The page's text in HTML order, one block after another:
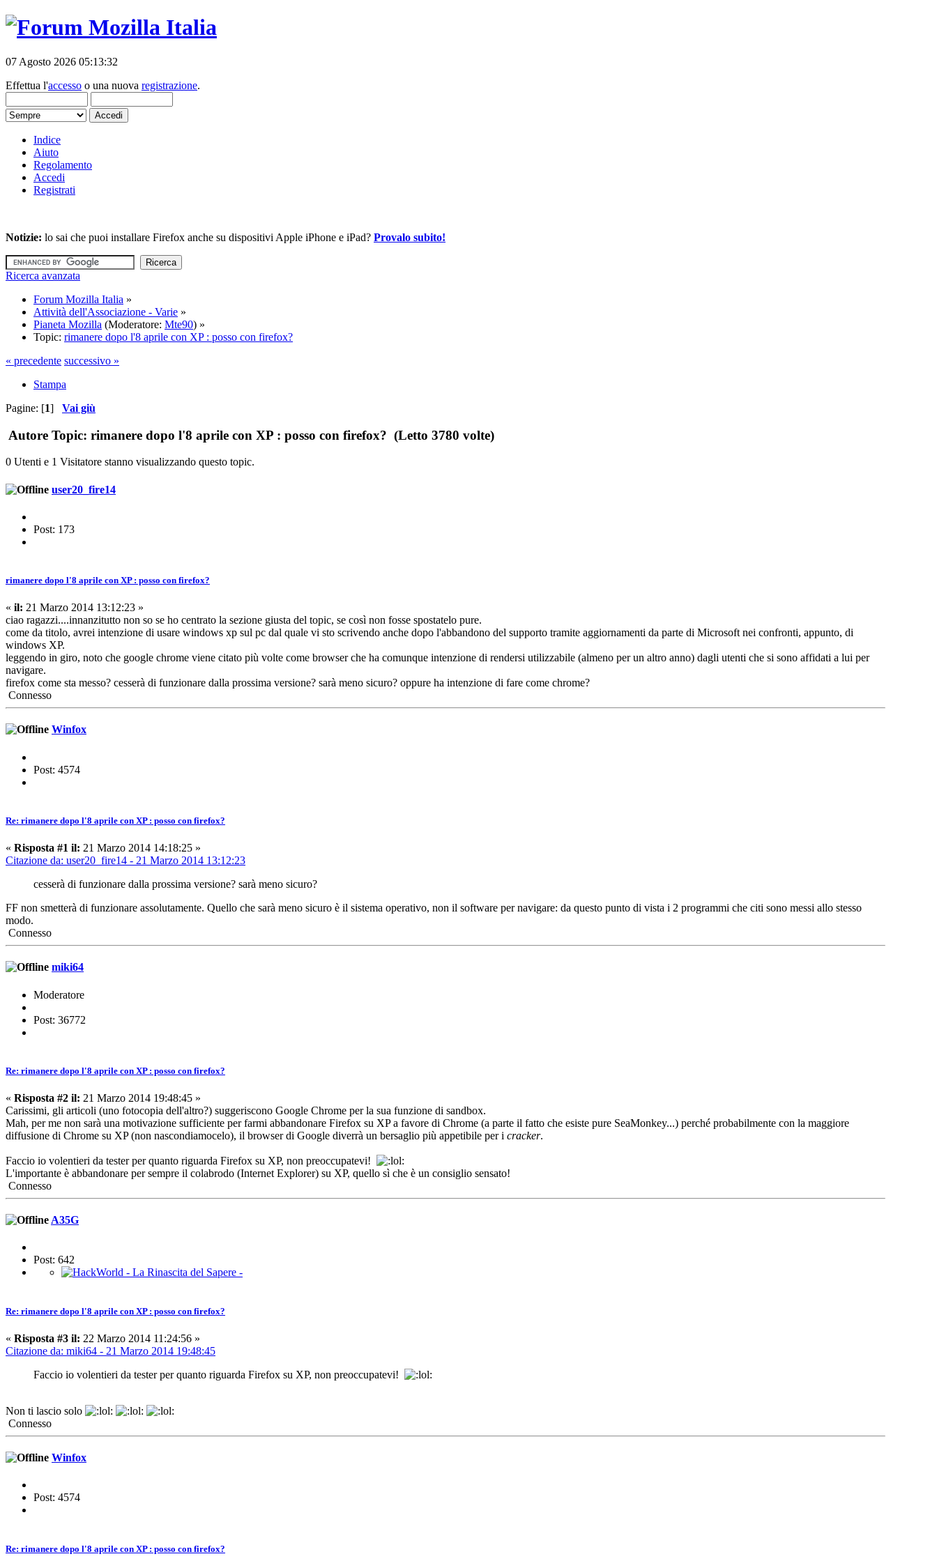
07 Agosto 2026 05:13:32
Effettua l'accesso o una nuova registrazione.
Indice
Aiuto
Regolamento
Accedi
Registrati
Notizie: lo sai che puoi installare Firefox anche su dispositivi Apple iPhone e iPad? Provalo subito!
Ricerca avanzata
Forum Mozilla Italia »
Attività dell'Associazione - Varie »
Pianeta Mozilla (Moderatore: Mte90) »
Topic: rimanere dopo l'8 aprile con XP : posso con firefox?
« precedente successivo »
Stampa
Pagine: [1] Vai giù
Autore Topic: rimanere dopo l'8 aprile con XP : posso con firefox? (Letto 3780 volte)
0 Utenti e 1 Visitatore stanno visualizzando questo topic.
user20_fire14
Post: 173
rimanere dopo l'8 aprile con XP : posso con firefox?
« il: 21 Marzo 2014 13:12:23 »
ciao ragazzi....innanzitutto non so se ho centrato la sezione giusta del topic, se così non fosse spostatelo pure.
come da titolo, avrei intenzione di usare windows xp sul pc dal quale vi sto scrivendo anche dopo l'abbandono del supporto tramite aggiornamenti da parte di Microsoft nei confronti, appunto, di
windows XP.
leggendo in giro, noto che google chrome viene citato più volte come browser che ha comunque intenzione di rendersi utilizzabile (almeno per un altro anno) dagli utenti che si sono affidati a lui per
navigare.
firefox come sta messo? cesserà di funzionare dalla prossima versione? sarà meno sicuro? oppure ha intenzione di fare come chrome?
Connesso
Winfox
Post: 4574
Re: rimanere dopo l'8 aprile con XP : posso con firefox?
« Risposta #1 il: 21 Marzo 2014 14:18:25 »
Citazione da: user20_fire14 - 21 Marzo 2014 13:12:23
cesserà di funzionare dalla prossima versione? sarà meno sicuro?
FF non smetterà di funzionare assolutamente. Quello che sarà meno sicuro è il sistema operativo, non il software per navigare: da questo punto di vista i 2 programmi che citi sono messi allo stesso
modo.
Connesso
miki64
Moderatore
Post: 36772
Re: rimanere dopo l'8 aprile con XP : posso con firefox?
« Risposta #2 il: 21 Marzo 2014 19:48:45 »
Carissimi, gli articoli (uno fotocopia dell'altro?) suggeriscono Google Chrome per la sua funzione di sandbox.
Mah, per me non sarà una motivazione sufficiente per farmi abbandonare Firefox su XP a favore di Chrome (a parte il fatto che esiste pure SeaMonkey...) perché probabilmente con la maggiore
diffusione di Chrome su XP (non nascondiamocelo), il browser di Google diverrà un bersaglio più appetibile per i cracker.
Faccio io volentieri da tester per quanto riguarda Firefox su XP, non preoccupatevi!
L'importante è abbandonare per sempre il colabrodo (Internet Explorer) su XP, quello sì che è un consiglio sensato!
Connesso
A35G
Post: 642
Re: rimanere dopo l'8 aprile con XP : posso con firefox?
« Risposta #3 il: 22 Marzo 2014 11:24:56 »
Citazione da: miki64 - 21 Marzo 2014 19:48:45
Faccio io volentieri da tester per quanto riguarda Firefox su XP, non preoccupatevi!
Non ti lascio solo
Connesso
Winfox
Post: 4574
Re: rimanere dopo l'8 aprile con XP : posso con firefox?